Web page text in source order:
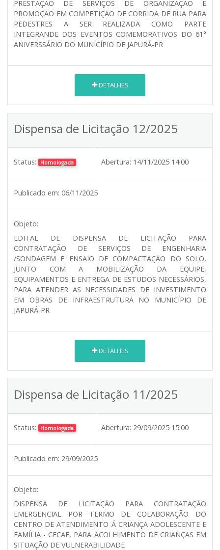
PRESTAÇÃO DE SERVIÇOS DE ORGANIZAÇÃO E
PROMOÇÃO EM COMPETIÇÃO DE CORRIDA DE RUA PARA
PEDESTRES A SER REALIZADA COMO PARTE
INTEGRANDE DOS EVENTOS COMEMORATIVOS DO 61°
ANIVERSSÁRIO DO MUNICÍPIO DE JAPURÁ-PR
DETALHES
Dispensa de Licitação 12/2025
Status: Homologada Abertura: 14/11/2025 14:00
Publicado em: 06/11/2025
Objeto:
EDITAL DE DISPENSA DE LICITAÇÃO PARA
CONTRATAÇÃO DE SERVIÇOS DE ENGENHARIA
/SONDAGEM E ENSAIO DE COMPACTAÇÃO DO SOLO,
JUNTO COM A MOBILIZAÇÃO DA EQUIPE,
EQUIPAMENTOS E ENTREGA DE ESTUDOS NECESSÁRIOS,
PARA ATENDER AS NECESSIDADES DE INVESTIMENTO
EM OBRAS DE INFRAESTRUTURA NO MUNICÍPIO DE
JAPURÁ-PR
DETALHES
Dispensa de Licitação 11/2025
Status: Homologada Abertura: 29/09/2025 15:00
Publicado em: 29/09/2025
Objeto:
DISPENSA DE LICITAÇÃO PARA CONTRATAÇÃO
EMERGENCIAL POR TERMO DE COLABORAÇÃO DO
CENTRO DE ATENDIMENTO Á CRIANÇA ADOLESCENTE E
FAMÍLIA - CECAF, PARA ACOLHIMENTO DE CRIANÇAS EM
SITUAÇÃO DE VULNERABILIDADE